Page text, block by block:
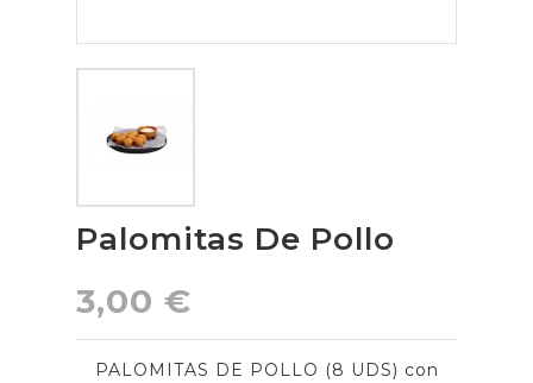
Palomitas De Pollo
3,00 €
PALOMITAS DE POLLO (8 UDS) con